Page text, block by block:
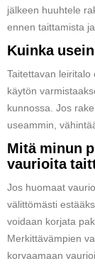
jälkeen huuhtele
ennen taittamista
Kuinka
Taitettavan
käytön
kunnossa. Jos
useammin,
Mitä minun
vaurioita
Jos huomaat
välittömästi
voidaan korjata
Merkittävämpien
korvaamaan